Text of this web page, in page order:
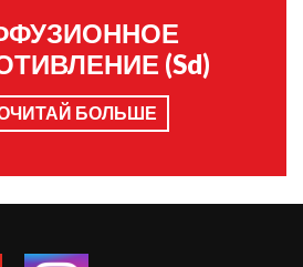
(Sd)
БОЛЬШЕ